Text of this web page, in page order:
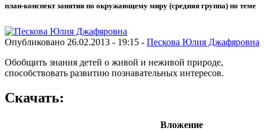
план-конспект занятия по окружающему миру (средняя группа) по теме
Опубликовано 26.02.2013 - 19:15 - Пескова Юлия Джафяровна
Обобщить знания детей о живой и неживой природе,
способствовать развитию познавательных интересов.
Скачать:
Вложение